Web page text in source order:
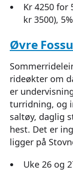
Kr 4250 for
kr 3500),
Øvre
rideøkter om
er
turridning, og
saltøy, daglig
hest. Det er
ligger på
Uke 26 og